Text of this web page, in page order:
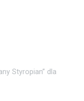
Styropian” dla